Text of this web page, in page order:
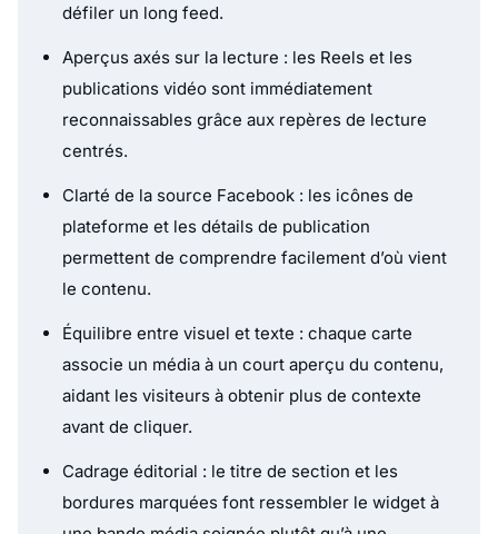
défiler un long feed.
Aperçus axés sur la lecture : les Reels et les
publications vidéo sont immédiatement
reconnaissables grâce aux repères de lecture
centrés.
Clarté de la source Facebook : les icônes de
plateforme et les détails de publication
permettent de comprendre facilement d’où vient
le contenu.
Équilibre entre visuel et texte : chaque carte
associe un média à un court aperçu du contenu,
aidant les visiteurs à obtenir plus de contexte
avant de cliquer.
Cadrage éditorial : le titre de section et les
bordures marquées font ressembler le widget à